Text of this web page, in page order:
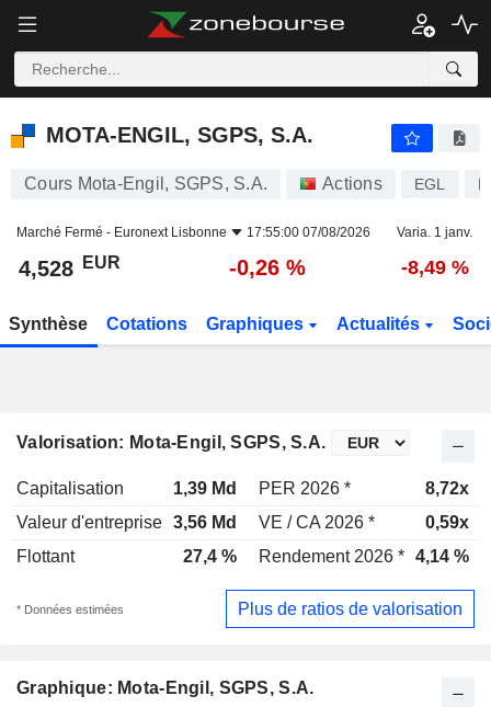
MOTA-ENGIL, SGPS, S.A.
MOTA-ENGIL, SGPS, S.A.
Cours Mota-Engil, SGPS, S.A. Actions EGL
Marché Fermé - Euronext Lisbonne 17:55:00 07/08/2026 Varia. 1 janv.
4,528 EUR -0,26 % -8,49 %
Synthèse Cotations Graphiques Actualités
Valorisation: Mota-Engil, SGPS, S.A.
Capitalisation 1,39 Md PER 2026 *
8,72x
Valeur d'entreprise 3,56 Md VE / CA 2026 *
0,59x
Flottant
27,4 % Rendement 2026 * 4,14 %
* Données estimées Plus de ratios de valorisation
Graphique: Mota-Engil, SGPS, S.A.